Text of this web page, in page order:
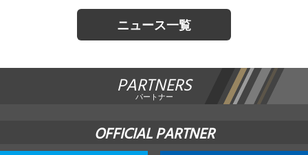
ニュース一覧
PARTNERS
パートナー
OFFICIAL PARTNER